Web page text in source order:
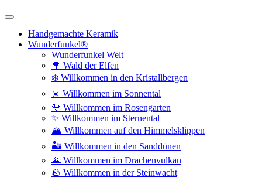
Handgemachte Keramik
Wunderfunkel®
Wunderfunkel Welt
🌳 Wald der Elfen
❄️ Willkommen in den Kristallbergen
☀️ Willkommen im Sonnental
🌹 Willkommen im Rosengarten
✨ Willkommen im Sternental
🏔️ Willkommen auf den Himmelsklippen
🏜️ Willkommen in den Sanddünen
🌋 Willkommen im Drachenvulkan
🪨 Willkommen in der Steinwacht